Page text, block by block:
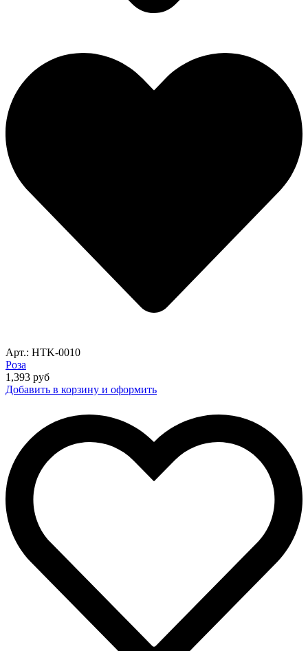
Арт.: HTK-0010
Роза
1,393 руб
Добавить в корзину и оформить